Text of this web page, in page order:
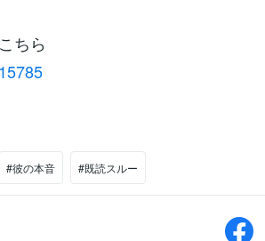
ちら
#彼の本音 #既読スルー